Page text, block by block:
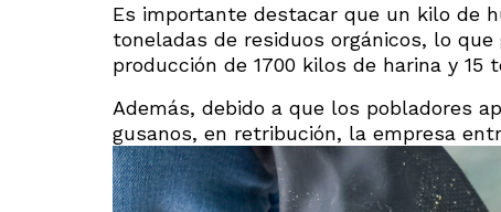
Es importante destacar que un kilo de
toneladas de residuos orgánicos, lo
producción de 1700 kilos de harina y
Además, debido a que los pobladores
gusanos, en retribución, la empresa